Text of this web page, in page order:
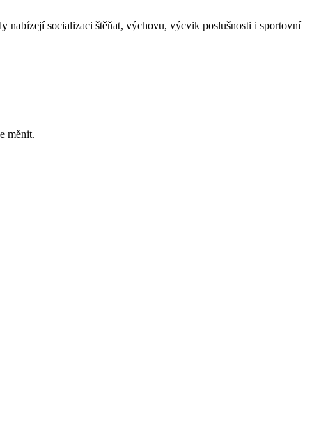
nabízejí socializaci štěňat, výchovu, výcvik poslušnosti i sportovní
měnit.